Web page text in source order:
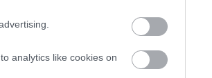
analytics like cookies on